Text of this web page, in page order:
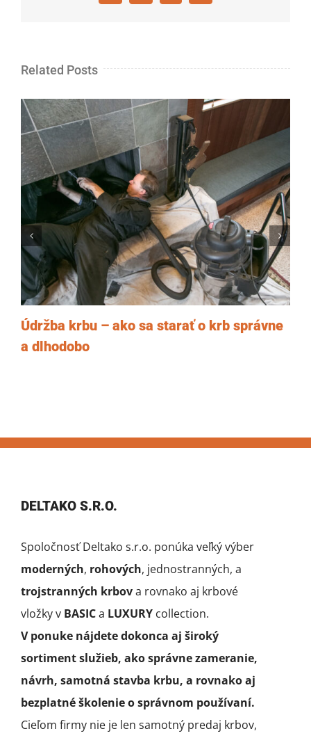
Related Posts
Údržba krbu – ako sa starať o krb správne
a dlhodobo
DELTAKO S.R.O.
Spoločnosť Deltako s.r.o. ponúka veľký výber
moderných, rohových, jednostranných, a
trojstranných krbova rovnako aj krbové
vložky v BASICa LUXURY collection.
V ponuke nájdete dokonca aj široký
sortiment služieb, ako správne zameranie,
návrh, samotná stavba krbu, a rovnako aj
bezplatné školenie o správnom používaní.
Cieľom firmy nie je len samotný predaj krbov,